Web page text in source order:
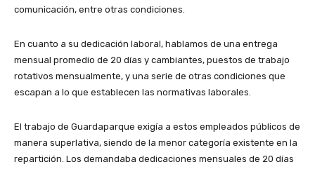
comunicación, entre otras condiciones.
En cuanto a su dedicación laboral, hablamos de una entrega
mensual promedio de 20 días y cambiantes, puestos de trabajo
rotativos mensualmente, y una serie de otras condiciones que
escapan a lo que establecen las normativas laborales.
El trabajo de Guardaparque exigía a estos empleados públicos de
manera superlativa, siendo de la menor categoría existente en la
repartición. Los demandaba dedicaciones mensuales de 20 días